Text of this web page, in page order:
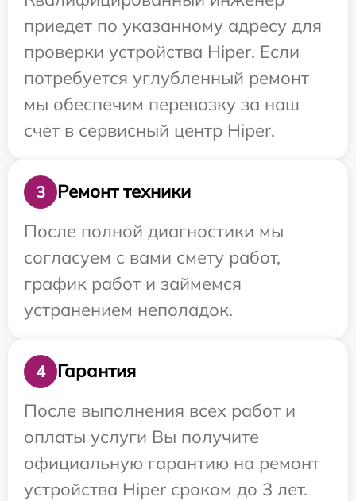
приедет по указанному адресу для
проверки устройства Hiper. Если
потребуется углубленный ремонт
мы обеспечим перевозку за наш
счет в сервисный центр Hiper.
3
Ремонт техники
После полной диагностики мы
согласуем с вами смету работ,
график работ и займемся
устранением неполадок.
4
Гарантия
После выполнения всех работ и
оплаты услуги Вы получите
официальную гарантию на ремонт
устройства Hiper сроком до 3 лет.